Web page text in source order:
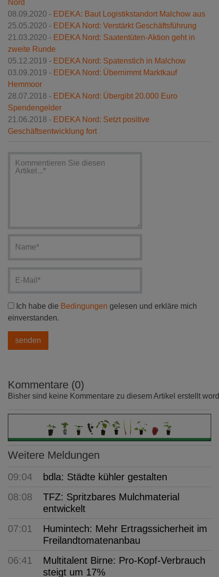
Nord
08.09.2020 - EDEKA: Baut Logistikstandort Malchow aus
25.05.2020 - EDEKA Nord: Verstärkt Geschäftsführung
21.03.2020 - EDEKA Nord: Saatentüten-Aktion geht in
zweite Runde
05.12.2019 - EDEKA Nord: Spatenstich in Malchow
03.09.2019 - EDEKA Nord: Übernimmt Marktkauf
Hemmoor
28.07.2018 - EDEKA Nord: Übergibt 20.000 Euro
Spendengelder
21.06.2018 - EDEKA Nord: Setzt positive
Geschäftsentwicklung fort
Ich habe die Bedingungen gelesen und erkläre mich
einverstanden.
Kommentare (0)
Bisher sind keine Kommentare zu diesem Artikel erstellt
Weitere Meldungen
09:04
bdla: Städte kühler gestalten
08:08
TFZ: Spritzbares Mulchmaterial
entwickelt
07:01
Humintech: Mehr Ertragssicherheit im
Freilandtomatenanbau
06:41
Multitalent Birne: Pro-Kopf-Verbrauch
steigt um 17%